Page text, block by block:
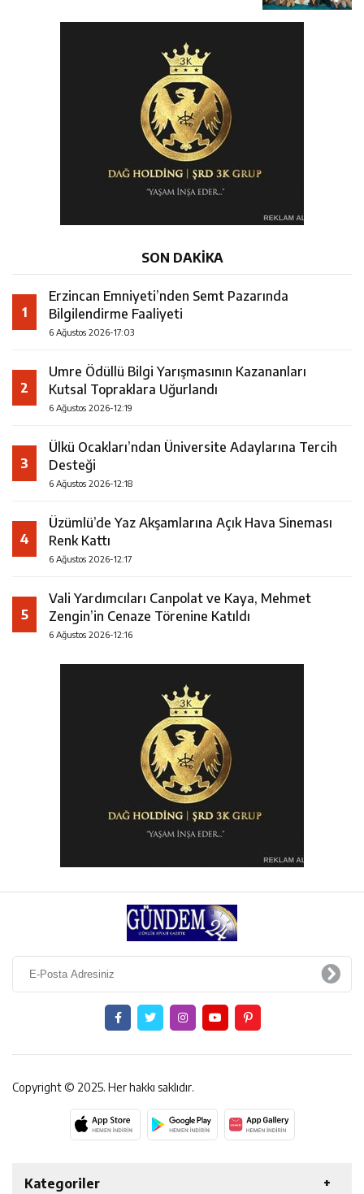
SON DAKİKA
1
Erzincan Emniyeti’nden Semt Pazarında
Bilgilendirme Faaliyeti
6 Ağustos 2026-17:03
2
Umre Ödüllü Bilgi Yarışmasının Kazananları
Kutsal Topraklara Uğurlandı
6 Ağustos 2026-12:19
3
Ülkü Ocakları’ndan Üniversite Adaylarına Tercih
Desteği
6 Ağustos 2026-12:18
4
Üzümlü’de Yaz Akşamlarına Açık Hava Sineması
Renk Kattı
6 Ağustos 2026-12:17
5
Vali Yardımcıları Canpolat ve Kaya, Mehmet
Zengin’in Cenaze Törenine Katıldı
6 Ağustos 2026-12:16
Copyright © 2025. Her hakkı saklıdır.
Kategoriler